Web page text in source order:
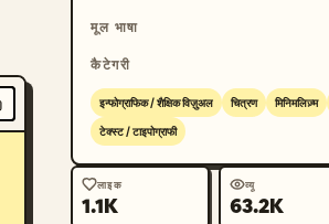
मूल भाषा
कैटेगरी
इन्फोग्राफिक / शैक्षिक विज़ुअल चित्रण मिनिमलिज़्म
टेक्स्ट / टाइपोग्राफी
लाइक
1.1K
व्यू
63.2K